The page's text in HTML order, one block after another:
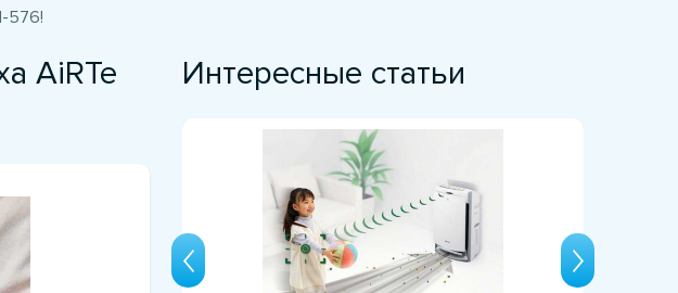
576!
AiRTe
Интересные статьи